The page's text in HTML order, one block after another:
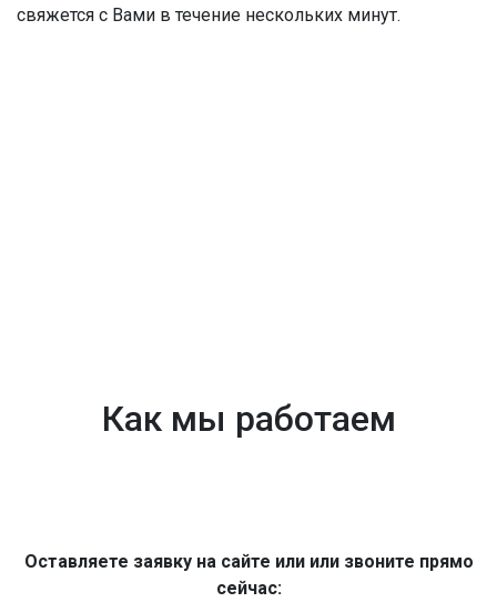
свяжется с Вами в течение нескольких минут.
Как мы работаем
Оставляете заявку на сайте или или звоните прямо
сейчас: